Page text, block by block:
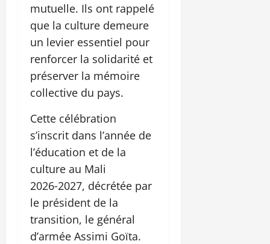
mutuelle. Ils ont rappelé
que la culture demeure
un levier essentiel pour
renforcer la solidarité et
préserver la mémoire
collective du pays.
Cette célébration
s’inscrit dans l’année de
l’éducation et de la
culture au Mali
2026‑2027, décrétée par
le président de la
transition, le général
d’armée Assimi Goïta.